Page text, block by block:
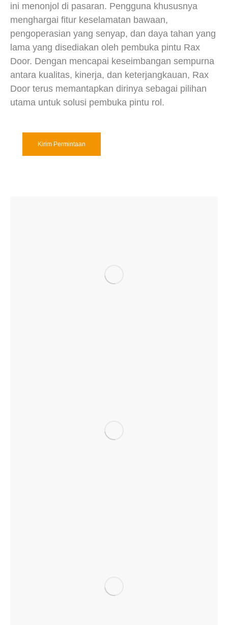
ini menonjol di pasaran. Pengguna khususnya
menghargai fitur keselamatan bawaan,
pengoperasian yang senyap, dan daya tahan yang
lama yang disediakan oleh pembuka pintu Rax
Door. Dengan mencapai keseimbangan sempurna
antara kualitas, kinerja, dan keterjangkauan, Rax
Door terus memantapkan dirinya sebagai pilihan
utama untuk solusi pembuka pintu rol.
Kirim Permintaan